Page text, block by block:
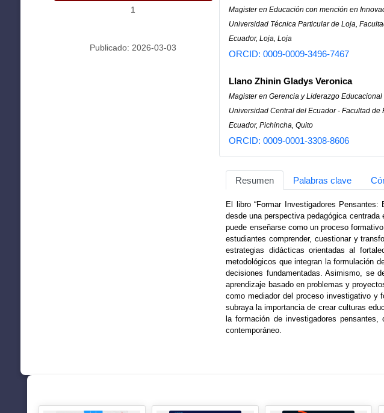
1
Publicado: 2026-03-03
Magister en Educación con mención en
Universidad Técnica Particular de Loja,
Ecuador, Loja, Loja
ORCID: 0009-0009-3496-7467
Llano Zhinin Gladys Veronica
Magister en Gerencia y Liderazgo Educacional
Universidad Central del Ecuador - Facultad
Ecuador, Pichincha, Quito
ORCID: 0009-0001-3308-8606
Resumen Palabras clave
El libro “Formar Investigadores
desde una perspectiva pedagógica
puede enseñarse como un proceso
estudiantes comprender, cuestionar y
estrategias didácticas orientadas al
metodológicos que integran la formulación
decisiones fundamentadas. Asimismo, se
aprendizaje basado en problemas y
como mediador del proceso investigativo y
subraya la importancia de crear culturas
la formación de investigadores
contemporáneo.